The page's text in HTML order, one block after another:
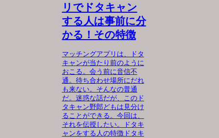
リでドタキャン
する人は事前に分
かる！その特徴
マッチングアプリは、ドタ
キャンが当たり前のように
おこる。会う前に音信不
通。待ち合わせ場所にだれ
も来ない。そんなの普通
だ。迷惑な話だが、このド
タキャン野郎どもは見分け
ることができる。今回は、
それを伝授したい。ドタキ
ャンをする人の特徴ドタキ